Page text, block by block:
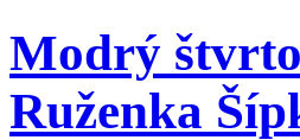
Modrý
Ruženka